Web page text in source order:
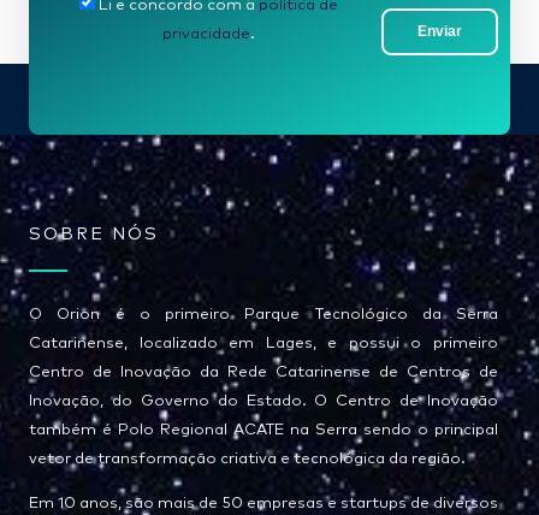
*
Enviar
Li e concordo com a política de
privacidade.
SOBRE NÓS
O Orion é o primeiro Parque Tecnológico da Serra
Catarinense, localizado em Lages, e possui o primeiro
Centro de Inovação da Rede Catarinense de Centros de
Inovação, do Governo do Estado. O Centro de Inovação
também é Polo Regional ACATE na Serra sendo o principal
vetor de transformação criativa e tecnológica da região.
Em 10 anos, são mais de 50 empresas e startups de diversos